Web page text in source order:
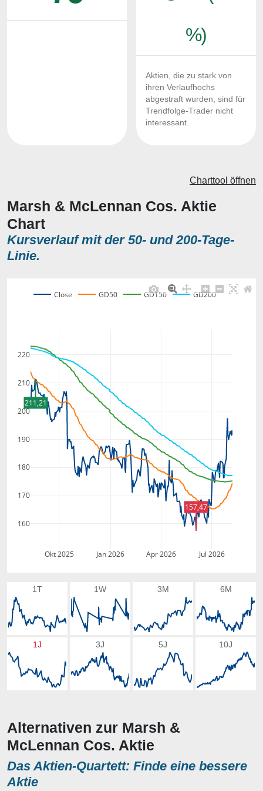
%)
Aktien, die zu stark von
ihren Verlaufhochs
abgestraft wurden, sind für
Trendfolge-Trader nicht
interessant.
Marsh & McLennan Cos. Aktie
Chart
Kursverlauf mit der 50- und 200-Tage-
Linie.
Charttool öffnen
Okt 2025 Jan 2026 Apr 2026 Jul 2026
160
170
180
190
200
210
220
Close GD50 GD150 GD200
211,21
157,47
1T 1W 3M 6M
1J 3J 5J 10J
Alternativen zur Marsh &
McLennan Cos. Aktie
Das Aktien-Quartett: Finde eine bessere
Aktie